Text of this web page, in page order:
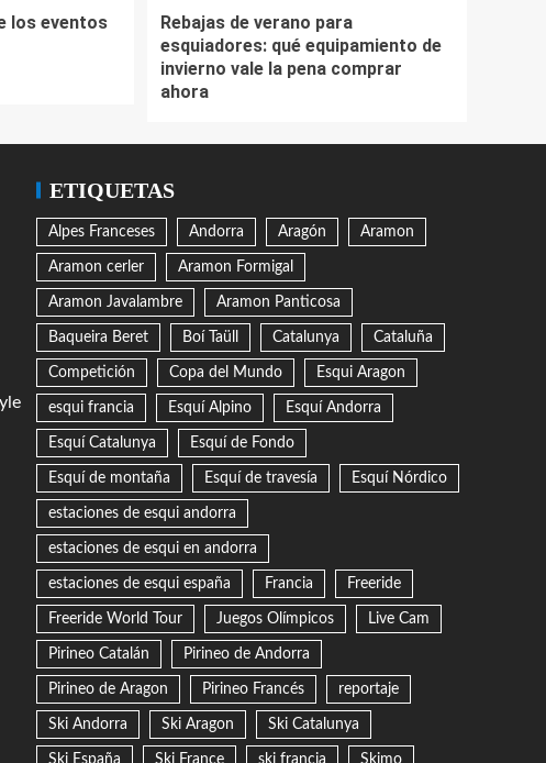
los eventos
Rebajas de verano para
esquiadores: qué equipamiento de
invierno vale la pena comprar
ahora
ETIQUETAS
Alpes Franceses Andorra Aragón Aramon
Aramon cerler Aramon Formigal
Aramon Javalambre Aramon Panticosa
Baqueira Beret Boí Taüll Catalunya Cataluña
Competición Copa del Mundo Esqui Aragon
esqui francia Esquí Alpino Esquí Andorra
Esquí Catalunya Esquí de Fondo
Esquí de montaña Esquí de travesía Esquí Nórdico
estaciones de esqui andorra
estaciones de esqui en andorra
estaciones de esqui españa Francia Freeride
Freeride World Tour Juegos Olímpicos Live Cam
Pirineo Catalán Pirineo de Andorra
Pirineo de Aragon Pirineo Francés reportaje
Ski Andorra Ski Aragon Ski Catalunya
Ski España Ski France ski francia Skimo